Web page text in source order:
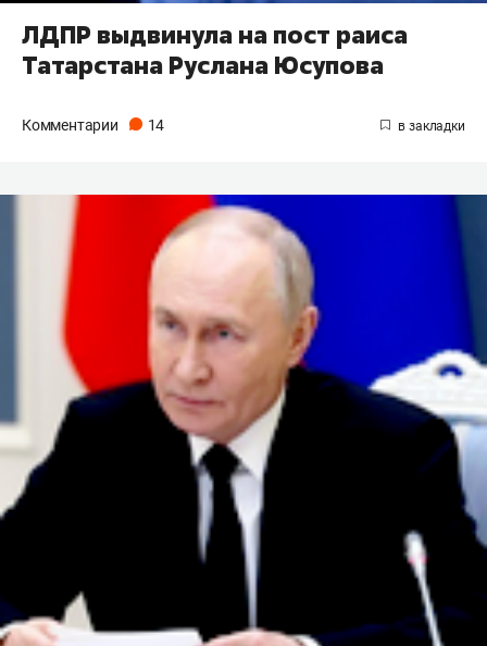
ЛДПР выдвинула на пост раиса
Татарстана Руслана Юсупова
Комментарии 14